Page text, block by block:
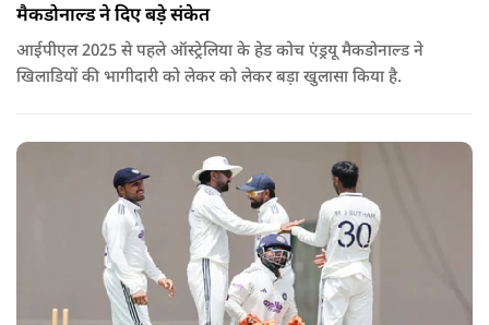
मैकडोनाल्ड ने दिए बड़े संकेत
आईपीएल 2025 से पहले ऑस्ट्रेलिया के हेड कोच एंड्रयू मैकडोनाल्ड ने
खिलाडियों की भागीदारी को लेकर को लेकर बड़ा खुलासा किया है.